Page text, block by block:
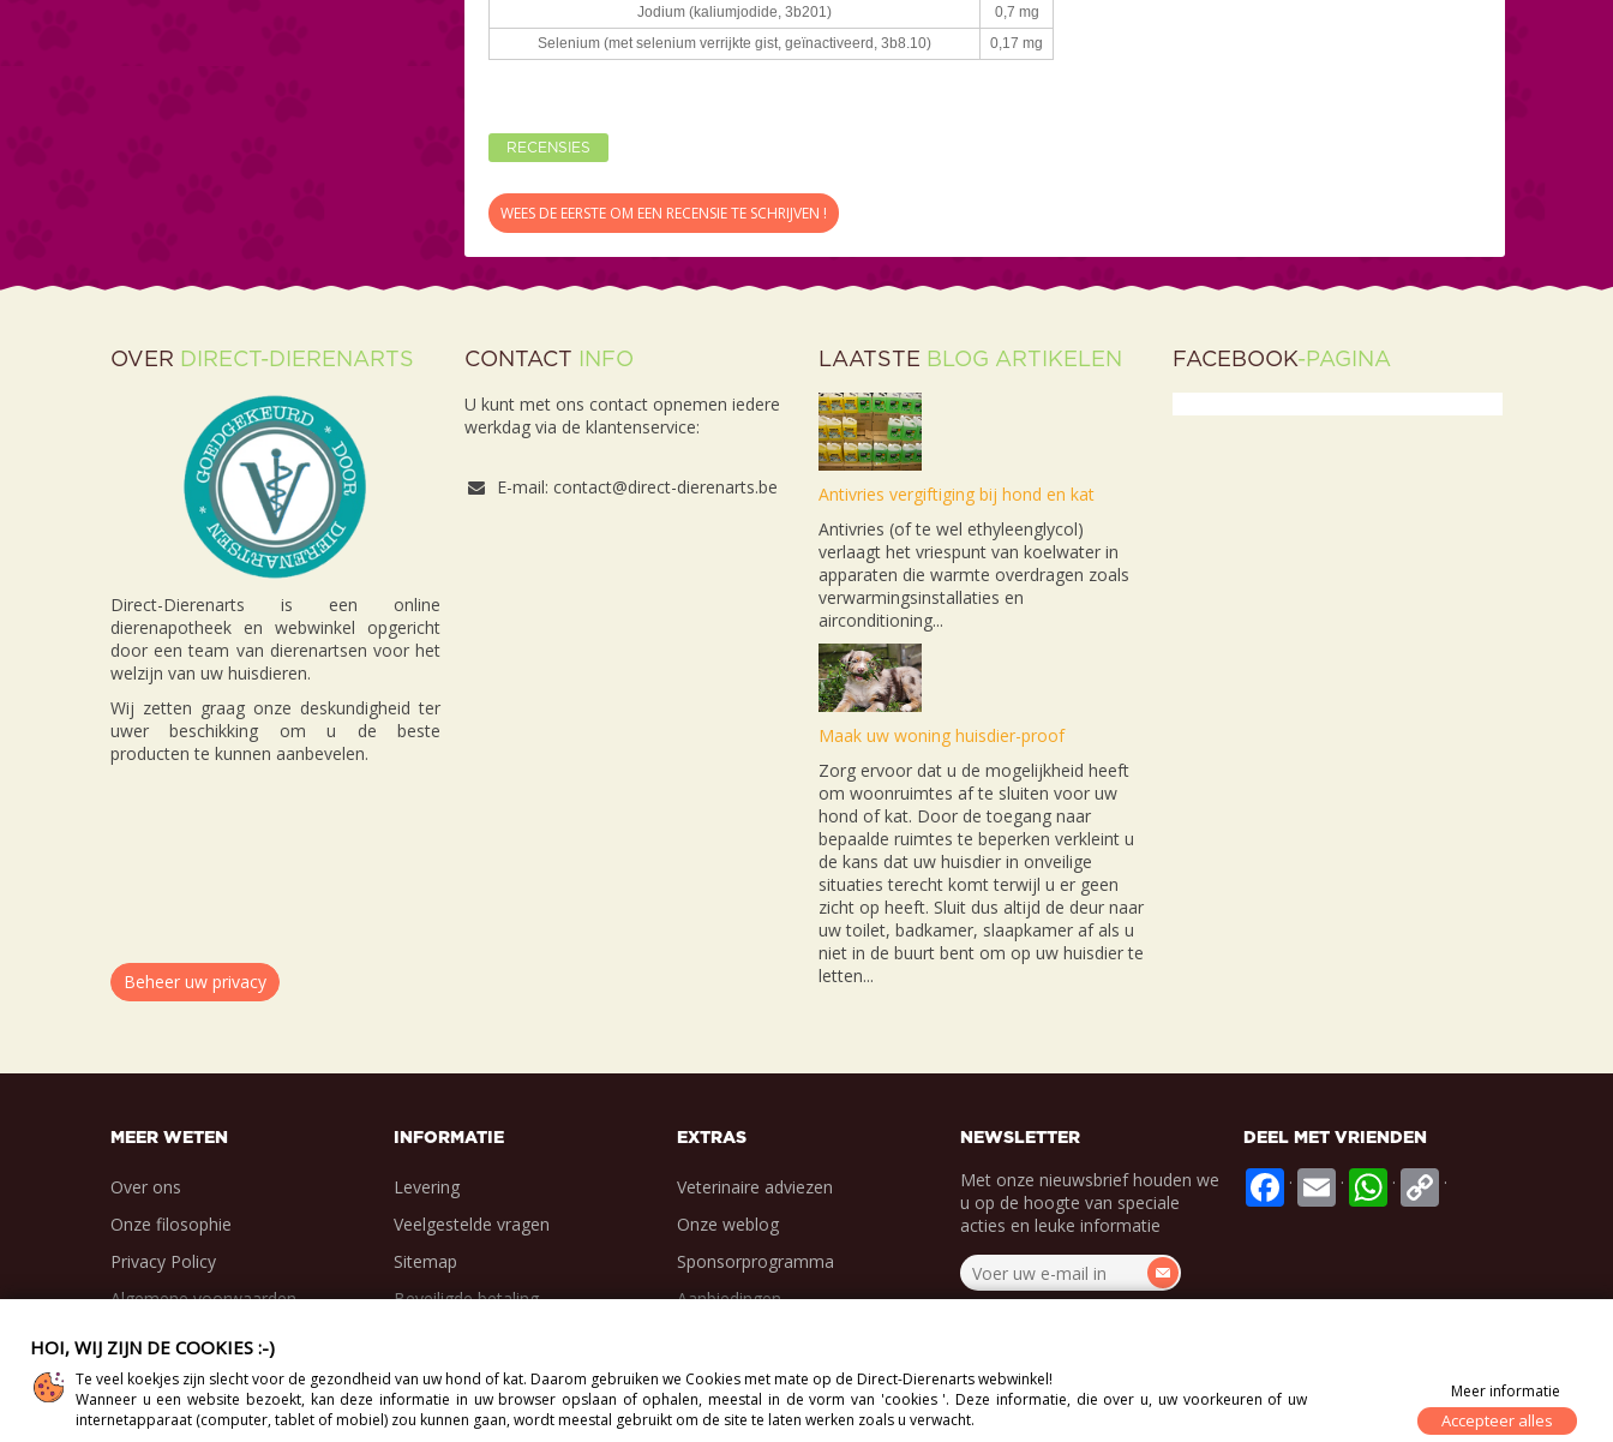
Jodium (kaliumjodide, 3b201)
0,7 mg
Selenium (met selenium verrijkte gist, geïnactiveerd , 3b8.10) 0,17 mg
RECENSIES
WEES DE EERSTE OM EEN RECENSIE TE SCHRIJVEN !
OVER DIRECT-DIERENARTS
Direct-Dierenarts is een online
dierenapotheek en webwinkel opgericht
door een team van dierenartsen voor het
welzijn van uw huisdieren.
Wij zetten graag onze deskundigheid ter
uwer beschikking om u de beste
producten te kunnen aanbevelen.
CONTACT INFO
U kunt met ons contact opnemen iedere
werkdag via de klantenservice:
E-mail: contact@direct-dierenarts.be
LAATSTE BLOG ARTIKELEN
Antivries vergiftiging bij hond en kat
Antivries (of te wel ethyleenglycol)
verlaagt het vriespunt van koelwater in
apparaten die warmte overdragen zoals
verwarmingsinstallaties en
airconditioning...
Maak uw woning huisdier-proof
Zorg ervoor dat u de mogelijkheid heeft
om woonruimtes af te sluiten voor uw
hond of kat. Door de toegang naar
bepaalde ruimtes te beperken verkleint u
de kans dat uw huisdier in onveilige
situaties terecht komt terwijl u er geen
zicht op heeft. Sluit dus altijd de deur naar
uw toilet, badkamer, slaapkamer af als u
niet in de buurt bent om op uw huisdier te
letten...
FACEBOOK-PAGINA
Beheer uw privacy
MEER WETEN
Over ons
Onze filosophie
Privacy Policy
Algemene voorwaarden
INFORMATIE
Levering
Veelgestelde vragen
Sitemap
Beveiligde betaling
EXTRAS
Veterinaire adviezen
Onze weblog
Sponsorprogramma
Aanbiedingen
NEWSLETTER
Met onze nieuwsbrief houden we
u op de hoogte van speciale
acties en leuke informatie
DEEL MET VRIENDEN
. . . .
Copyright 2012-2026 Direct-Vet BV. All Rights Reserved.
HOI, WIJ ZIJN DE COOKIES :-)
Te veel koekjes zijn slecht voor de gezondheid van uw hond of kat. Daarom gebruiken we Cookies met mate op de Direct-Dierenarts webwinkel!
Wanneer u een website bezoekt, kan deze informatie in uw browser opslaan of ophalen, meestal in de vorm van 'cookies '. Deze informatie, die over u, uw voorkeuren of uw
internetapparaat (computer, tablet of mobiel) zou kunnen gaan, wordt meestal gebruikt om de site te laten werken zoals u verwacht.
Meer informatie
Accepteer alles